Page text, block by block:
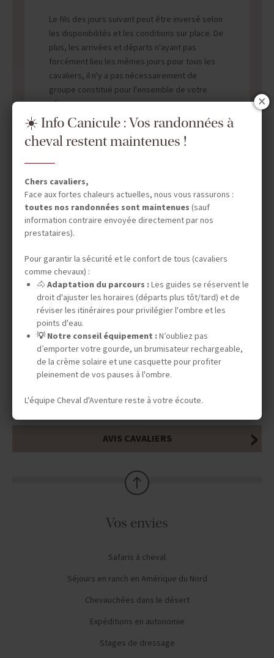
Le fils des jours suivant peut être inversé selon
les disponibilités et les conditions sur place. De
plus, les arrivées et départs n'ayant pas
forcément lieu les mêmes jours pour tous les
cavaliers, il n'y a pas nécessairement de
groupe constitué pour l'ensemble de votre
séjour.
INFOS ÉQUESTRES
INFOS PRATIQUES
AVIS CAVALIERS
Vos envies
Safaris à cheval
Séjours en ranch en Amérique du Nord
Chevauchées dans le désert
Expéditions en autonomie
Stages de dressage
☀️ Info Canicule : Vos randonnées à
cheval restent maintenues !
Chers cavaliers,
Face aux fortes chaleurs actuelles, nous vous rassurons :
toutes nos randonnées sont maintenues (sauf
information contraire envoyée directement par nos
prestataires).
Pour garantir la sécurité et le confort de tous (cavaliers
comme chevaux) :
🐴 Adaptation du parcours :Les guides se réservent le
droit d'ajuster les horaires (départs plus tôt/tard) et de
réviser les itinéraires pour privilégier l'ombre et les
points d'eau.
💡 Notre conseil équipement :N’oubliez pas
d’emporter votre gourde, un brumisateur rechargeable,
de la crème solaire et une casquette pour profiter
pleinement de vos pauses à l'ombre.
L'équipe Cheval d'Aventure reste à votre écoute.